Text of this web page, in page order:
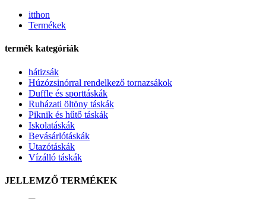
itthon
Termékek
termék kategóriák
hátizsák
Húzózsinórral rendelkező tornazsákok
Duffle és sporttáskák
Ruházati öltöny táskák
Piknik és hűtő táskák
Iskolatáskák
Bevásárlótáskák
Utazótáskák
Vízálló táskák
JELLEMZŐ TERMÉKEK